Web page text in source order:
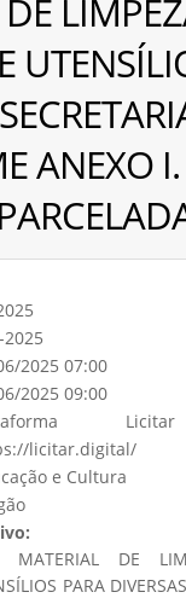
ANEXO I.
2025 07:00
2025 09:00
licitar.digital/
e Cultura
MATERIAL DE
PARA